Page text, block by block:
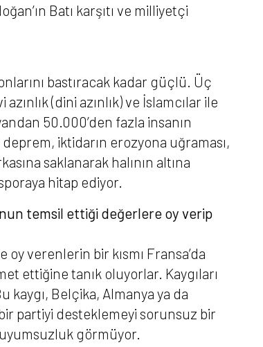
Batı karşıtı ve milliyetçi
bastıracak kadar güçlü. Üç
(dini azınlık) ve İslamcılar ile
50.000’den fazla insanın
iktidarın erozyona uğraması,
saklanarak halının altına
hitap ediyor.
temsil ettiği değerlere oy verip
verenlerin bir kısmı Fransa’da
ettiğine tanık oluyorlar. Kaygıları
kaygı, Belçika, Almanya ya da
partiyi desteklemeyi sorunsuz bir
görmüyor.